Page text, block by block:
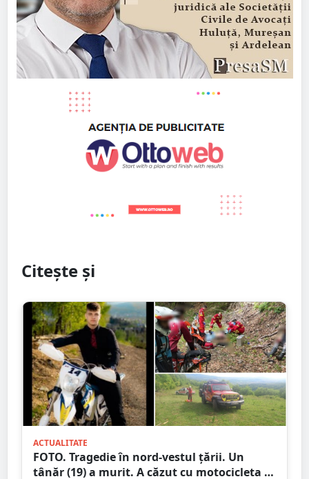
Citește și
ACTUALITATE
FOTO. Tragedie în nord-vestul țării. Un
tânăr (19) a murit. A căzut cu motocicleta în